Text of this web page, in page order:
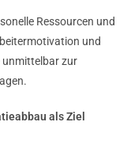
Ressourcen und
und
unmittelbar zur
als Ziel